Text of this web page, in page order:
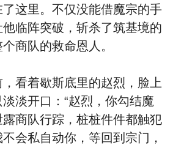
这里。不仅没能借魔宗的手
临阵突破，斩杀了筑基境的
商队的救命恩人。
看着歇斯底里的赵烈，脸上
淡开口：“赵烈，你勾结魔
商队行踪，桩桩件件都触犯
会私自动你，等回到宗门，